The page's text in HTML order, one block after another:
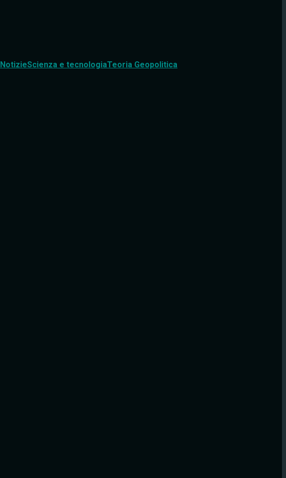
NotizieScienza e tecnologiaTeoria Geopolitica